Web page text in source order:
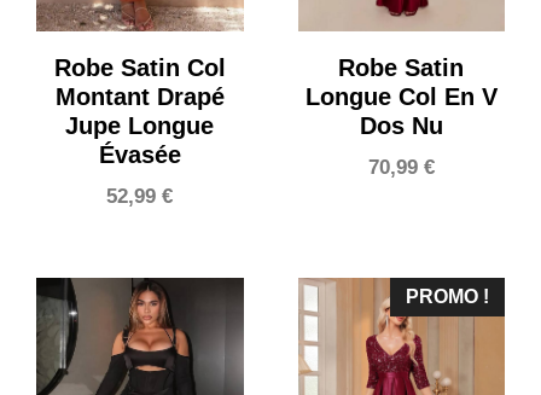
Robe Satin Col
Montant Drapé
Jupe Longue
Évasée
52,99€
Robe Satin
Longue Col En V
Dos Nu
70,99 €
PROMO !